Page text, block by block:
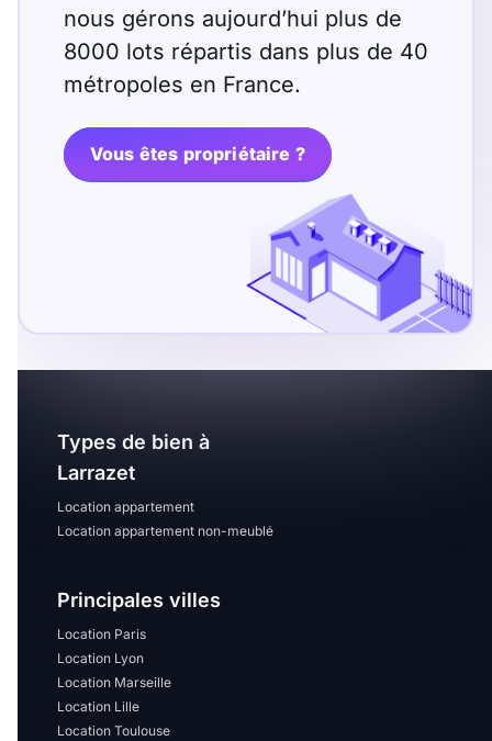
T3 T4 T5
T7 T8 T9
T13 T14 T15
m2
m2
Nombre de chambres
disponibles
chambres
Espaces additionnels
Sélectionner...
Équipements des parties
nous gérons aujourd’hui plus de
8000 lots répartis dans plus de 40
métropoles en France.
Vous êtes propriétaire ?
Types de bien à
Larrazet
Location appartement
Location appartement non-meublé
Principales villes
Location Paris
Location Lyon
Location Marseille
Location Lille
Location Toulouse